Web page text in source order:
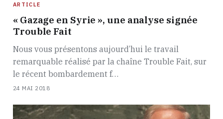
ARTICLE
« Gazage en Syrie », une analyse signée
Trouble Fait
Nous vous présentons aujourd’hui le travail
remarquable réalisé par la chaîne Trouble Fait, sur
le récent bombardement f…
24 MAI 2018